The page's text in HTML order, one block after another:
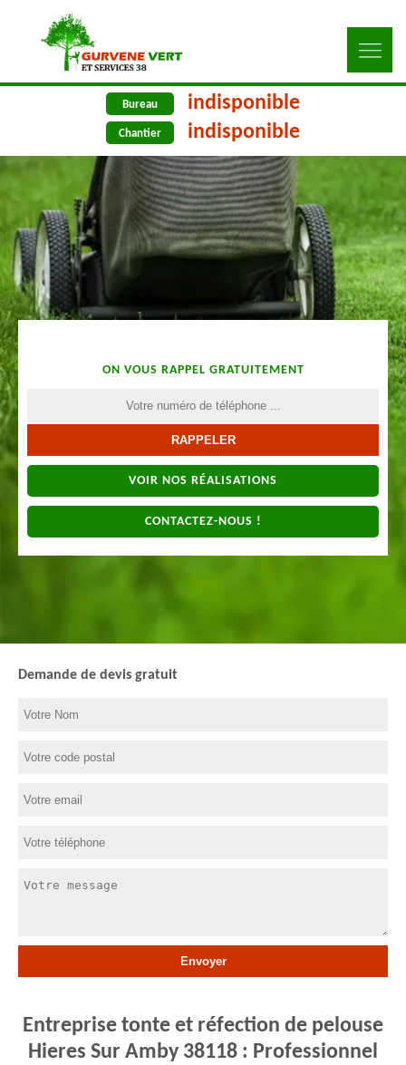
Bureau indisponible
Chantier indisponible
ON VOUS RAPPEL GRATUITEMENT
VOIR NOS RÉALISATIONS
CONTACTEZ-NOUS !
Demande de devis gratuit
Entreprise tonte et réfection de pelouse
Hieres Sur Amby 38118 : Professionnel